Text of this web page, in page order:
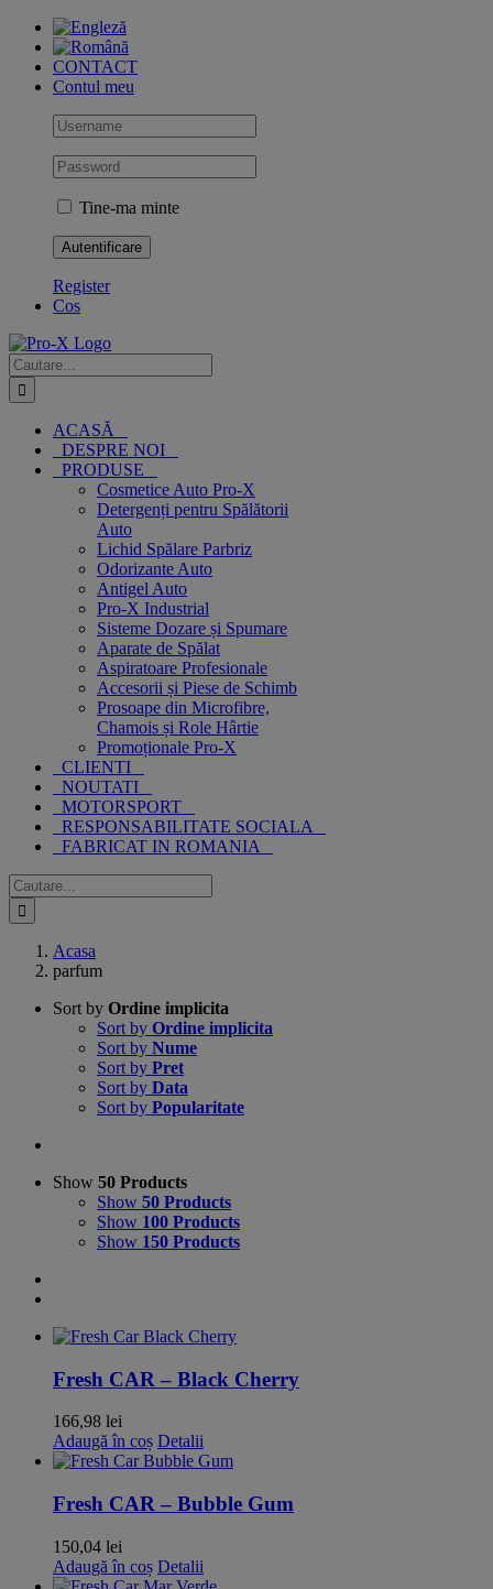
Skip
contentCONTACT
Contul meu
Tine-ma minte
Register
Cos
Cautare...
ACASĂ
DESPRE NOI
PRODUSE
Cosmetice Auto Pro-X
Detergenți pentru Spălătorii
Auto
Lichid Spălare Parbriz
Odorizante Auto
Antigel Auto
Pro-X Industrial
Sisteme Dozare și Spumare
Aparate de Spălat
Aspiratoare Profesionale
Accesorii și Piese de Schimb
Prosoape din Microfibre,
Chamois și Role Hârtie
Promoționale Pro-X
CLIENTI
NOUTATI
MOTORSPORT
RESPONSABILITATE SOCIALA
FABRICAT IN ROMANIA
Cautare...
Acasa
parfum
Sort by Ordine implicita
Sort by Ordine implicita
Sort by Nume
Sort by Pret
Sort by Data
Sort by Popularitate
Show 50 Products
Show 50 Products
Show 100 Products
Show 150 Products
Fresh CAR – Black Cherry
166,98 lei
Adaugă în coș Detalii
Fresh CAR – Bubble Gum
150,04 lei
Adaugă în coș Detalii